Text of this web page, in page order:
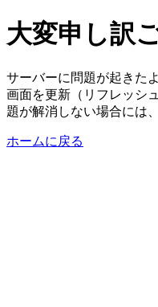
大変申し訳
サーバーに問題が起きた
画面を更新（リフレッシ
題が解消しない場合には
ホームに戻る